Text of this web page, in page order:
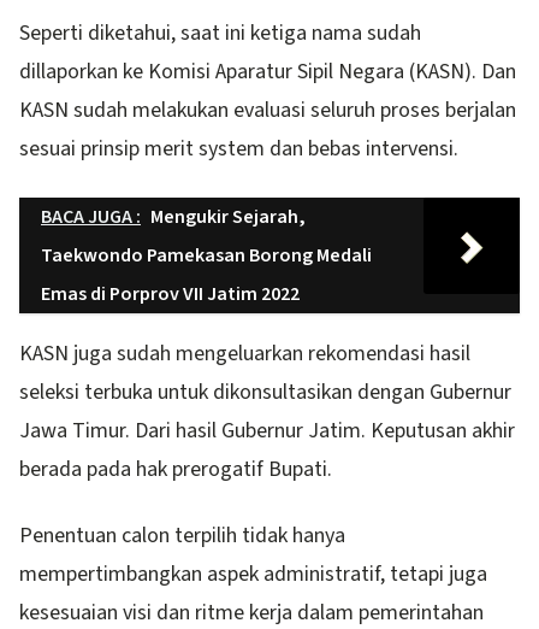
Seperti diketahui, saat ini ketiga nama sudah
dillaporkan ke Komisi Aparatur Sipil Negara (KASN). Dan
KASN sudah melakukan evaluasi seluruh proses berjalan
sesuai prinsip merit system dan bebas intervensi.
BACA JUGA : Mengukir Sejarah,
Taekwondo Pamekasan Borong Medali
Emas di Porprov VII Jatim 2022
KASN juga sudah mengeluarkan rekomendasi hasil
seleksi terbuka untuk dikonsultasikan dengan Gubernur
Jawa Timur. Dari hasil Gubernur Jatim. Keputusan akhir
berada pada hak prerogatif Bupati.
Penentuan calon terpilih tidak hanya
mempertimbangkan aspek administratif, tetapi juga
kesesuaian visi dan ritme kerja dalam pemerintahan